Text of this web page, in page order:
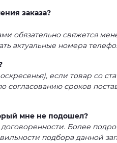
заказа?
обязательно свяжется
актуальные номера
если товар со
согласованию сроков
мне не подошел?
Более
подбора данной